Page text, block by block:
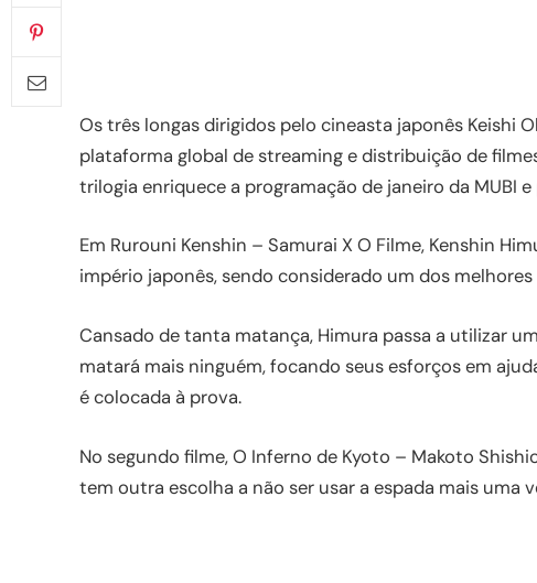
Os três longas dirigidos pelo cineasta japonês Keishi
plataforma global de streaming e distribuição de
trilogia enriquece a programação de janeiro da MUBI
Em Rurouni Kenshin – Samurai X O Filme, Kenshin
império japonês, sendo considerado um dos melhores
Cansado de tanta matança, Himura passa a utilizar
matará mais ninguém, focando seus esforços em
é colocada à prova.
No segundo filme, O Inferno de Kyoto – Makoto
tem outra escolha a não ser usar a espada mais uma